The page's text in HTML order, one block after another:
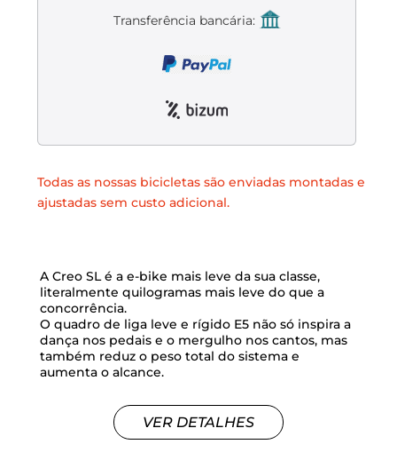
Mantenimiento de bicicletas
Transferência bancária:
Todas as nossas bicicletas são enviadas montadas e
ajustadas sem custo adicional.
A Creo SL é a e-bike mais leve da sua classe,
literalmente quilogramas mais leve do que a
concorrência.
O quadro de liga leve e rígido E5 não só inspira a
dança nos pedais e o mergulho nos cantos, mas
também reduz o peso total do sistema e
aumenta o alcance.
VER DETALHES